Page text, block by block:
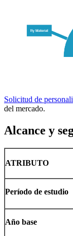
Solicitud de
del mercado.
Alcance y
ATRIBUTO
Período de estudio
Año base